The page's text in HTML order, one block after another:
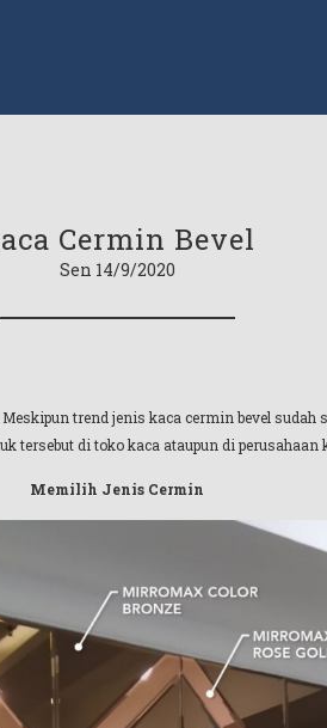
Cermin Bevel
Sen 14/9/2020
trend jenis kaca cermin bevel
tersebut di toko kaca ataupun di
Memilih Jenis Cermin